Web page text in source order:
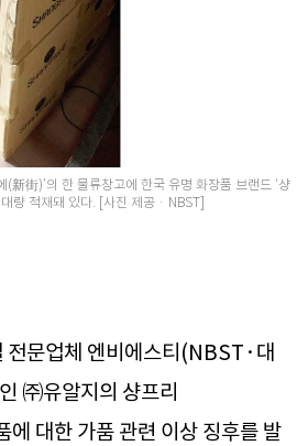
(新街)’의 한 물류창고에 한국 유명 화장품 브랜드 ‘샹
대량 적재돼 있다. [사진 제공 · NBST]
전문업체 엔비에스티(NBST·대
㈜유알지의 샹프리
대한 가품 관련 이상 징후를 발